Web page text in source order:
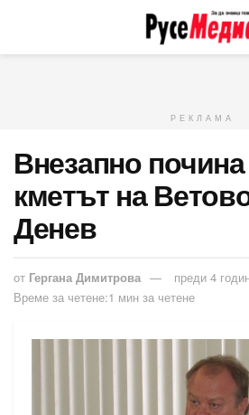
РЕКЛАМА
Внезапно
кметът на
Денев
от Гергана Димитрова
преди 4
Време за четене:1 мин за четене